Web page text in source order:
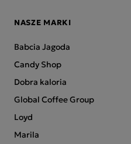
NASZE MARKI
Babcia Jagoda
Candy Shop
Dobra kaloria
Global Coffee Group
Loyd
Marila